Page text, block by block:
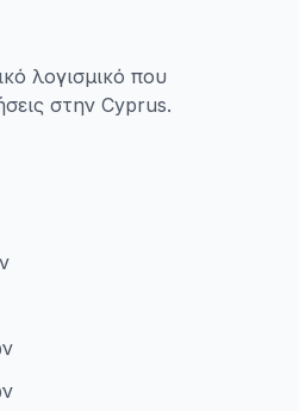
λογισμικό που
στην Cyprus.